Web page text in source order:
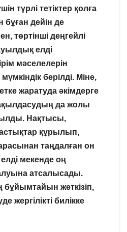
түрлі тетіктер қолға
дейін де
төртінші деңгейлі
елді
мәселелерін
берілді. Міне,
жаратуда әкімдерге
да жолы
Нақтысы,
құрылып,
таңдалған он
мекенде оң
атсалысады.
жеткізіп,
жергілікті билікке